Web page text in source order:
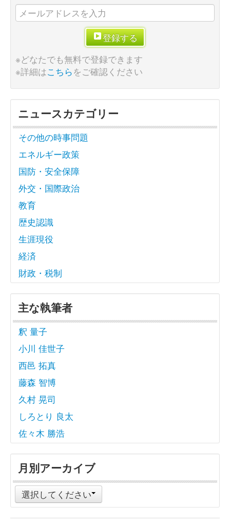
登録する
※どなたでも無料で登録できます
※詳細はこちらをご確認ください
ニュースカテゴリー
その他の時事問題
エネルギー政策
国防・安全保障
外交・国際政治
教育
歴史認識
生涯現役
経済
財政・税制
主な執筆者
釈 量子
小川 佳世子
西邑 拓真
藤森 智博
久村 晃司
しろとり 良太
佐々木 勝浩
月別アーカイブ
選択してください